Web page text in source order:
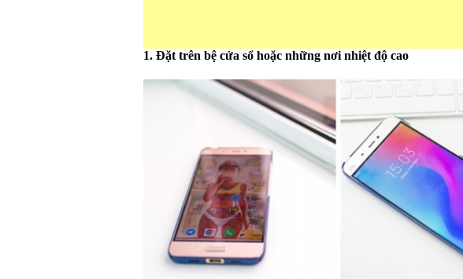
1. Đặt trên bệ cửa sổ hoặc những nơi nhiệt độ cao